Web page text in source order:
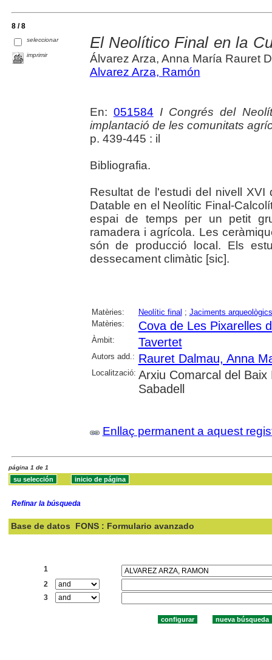
8 / 8
seleccionar
imprimir
El Neolítico Final en la
Álvarez Arza, Anna María Rauret
Alvarez Arza, Ramón
En: 051584 I Congrés del
implantació de les comunitats
p. 439-445 : il
Bibliografia.
Resultat de l'estudi del nivell
Datable en el Neolític Final-
espai de temps per un petit
ramadera i agrícola. Les
són de producció local. Els
dessecament climàtic [sic].
Matèries: Neolític final ; Jaciments arqueològics
Matèries:
Cova de Les Pixarelles
Àmbit: Tavertet
Autors add.: Rauret Dalmau, Anna
Localització: Arxiu Comarcal del
Sabadell
Enllaç permanent a aquest
página 1 de 1
Refinar la búsqueda
Base de datos FONS : Formulario avanzado
1
2
3